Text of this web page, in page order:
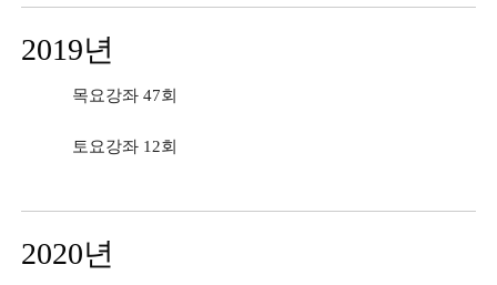
2019년
목요강좌 47회
토요강좌 12회
2020년